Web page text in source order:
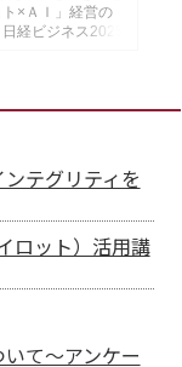
×ＡＩ」経営の
経ビジネス2025
テグリティを
ロット）活用講
て～アンケー